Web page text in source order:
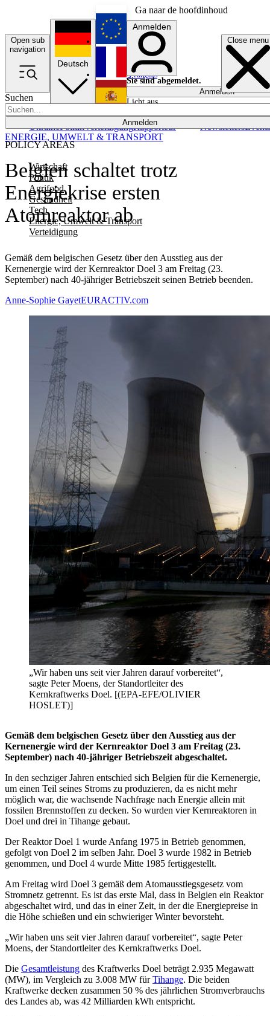
Ga naar de hoofdinhoud
Open sub
navigation
Close menu
Suchen
Anmelden
POLICY AREAS
Wirtschaft
Politik
Agrifood
Gesundheit
Tech
Energie, Umwelt & Transport
Verteidigung
UkrainePolitikVerteidigungRapporteur NewslettersEvents
Deutsch
English
Français
Anmelden
Sie sind abgemeldet.
Anmelden
Licht aus
Belgien schaltet trotz
Energiekrise ersten
Atomreaktor ab
Gemäß dem belgischen Gesetz über den Ausstieg aus der
Kernenergie wird der Kernreaktor Doel 3 am Freitag (23.
September) nach 40-jähriger Betriebszeit seinen Betrieb beenden.
ENERGIE, UMWELT & TRANSPORT
Anne-Sophie GayetEURACTIV.com
„Wir haben uns seit vier Jahren darauf vorbereitet“,
sagte Peter Moens, der Standortleiter des
Kernkraftwerks Doel. [(EPA-EFE/OLIVIER
HOSLET)]
Gemäß dem belgischen Gesetz über den Ausstieg aus der
Kernenergie wird der Kernreaktor Doel 3 am Freitag (23.
September) nach 40-jähriger Betriebszeit abgeschaltet.
In den sechziger Jahren entschied sich Belgien für die Kernenergie,
um einen Teil seines Stroms zu produzieren, da es nicht mehr
möglich war, die wachsende Nachfrage nach Energie allein mit
fossilen Brennstoffen zu decken. So wurden vier Kernreaktoren in
Doel und drei in Tihange gebaut.
Der Reaktor Doel 1 wurde Anfang 1975 in Betrieb genommen,
gefolgt von Doel 2 im selben Jahr. Doel 3 wurde 1982 in Betrieb
genommen, und Doel 4 wurde Mitte 1985 fertiggestellt.
Am Freitag wird Doel 3 gemäß dem Atomausstiegsgesetz vom
Stromnetz getrennt. Es ist das erste Mal, dass in Belgien ein Reaktor
abgeschaltet wird, und das in einer Zeit, in der die Energiepreise in
die Höhe schießen und ein schwieriger Winter bevorsteht.
„Wir haben uns seit vier Jahren darauf vorbereitet“, sagte Peter
Moens, der Standortleiter des Kernkraftwerks Doel.
Die Gesamtleistung des Kraftwerks Doel beträgt 2.935 Megawatt
(MW), im Vergleich zu 3.008 MW fürTihange. Die beiden
Kraftwerke decken zusammen 50 % des jährlichen Stromverbrauchs
des Landes ab, was 42 Milliarden kWh entspricht.